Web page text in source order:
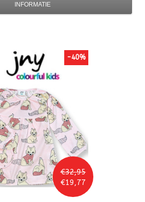
INFORMATIE
€32,95
€19,77
-40%